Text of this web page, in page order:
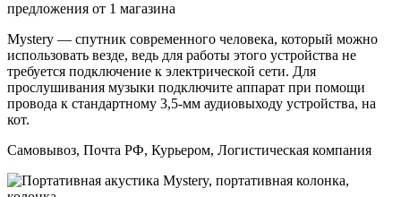
предложения от 1 магазина
Mystery — спутник современного человека, который можно
использовать везде, ведь для работы этого устройства не
требуется подключение к электрической сети. Для
прослушивания музыки подключите аппарат при помощи
провода к стандартному 3,5-мм аудиовыходу устройства, на
кот.
Самовывоз, Почта РФ, Курьером, Логистическая компания